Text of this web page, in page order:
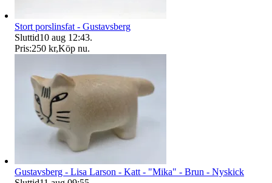
Stort porslinsfat - Gustavsberg
Sluttid10 aug 12:43.
Pris:250 kr,Köp nu.
Gustavsberg - Lisa Larson - Katt - "Mika" - Brun - Nyskick